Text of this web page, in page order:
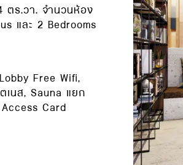
ร.วา. จำนวนห้อง
และ 2 Bedrooms
Free Wifi,
เนส, Sauna แยก
Card